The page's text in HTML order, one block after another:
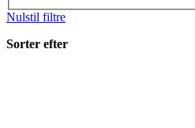
Nulstil filtre
Sorter efter